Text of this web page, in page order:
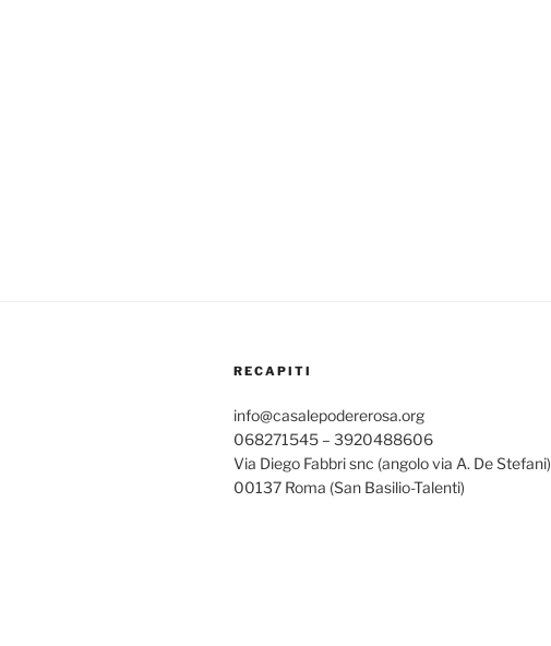
RECAPITI
info@casalepodererosa.org
068271545 – 3920488606
Via Diego Fabbri snc (angolo via A. De Stefani)
00137 Roma (San Basilio-Talenti)